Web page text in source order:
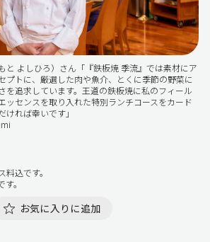
と よしひろ）さん「『鉄板焼 季流』では素材にア
プトに、厳選した肉や魚介、とくに季節の野菜に
を追求しています。王道の鉄板焼に私のフィール
ッセンスを取り入れた特別ランチコースをカード
れば幸いです」
込です。
。
お気に入りに追加